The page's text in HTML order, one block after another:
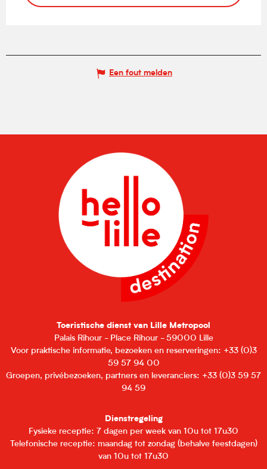
Een fout melden
Toeristische dienst van Lille Metropool
Palais Rihour - Place Rihour - 59000 Lille
Voor praktische informatie, bezoeken en reserveringen: +33 (0)3
59 57 94 00
Groepen, privébezoeken, partners en leveranciers: +33 (0)3 59 57
94 59
Dienstregeling
Fysieke receptie: 7 dagen per week van 10u tot 17u30
Telefonische receptie: maandag tot zondag (behalve feestdagen)
van 10u tot 17u30